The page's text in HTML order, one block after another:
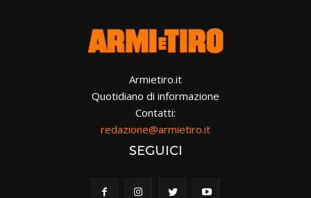
Armietiro.it
Quotidiano di informazione
Contatti:
redazione@armietiro.it
SEGUICI